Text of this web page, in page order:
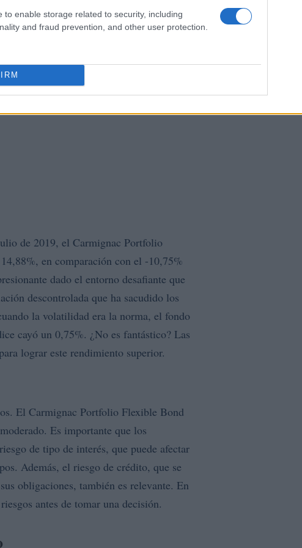
to enable storage related to security, including
and fraud prevention, and other user protection.
de 2019, el Carmignac Portfolio
en comparación con el -10,75%
dado el entorno desafiante que
descontrolada que ha sacudido los
la volatilidad era la norma, el fondo
cayó un 0,75%. ¿No es fantástico? Las
lograr este rendimiento superior.
El Carmignac Portfolio Flexible Bond
Es importante que los
de tipo de interés, que puede afectar
Además, el riesgo de crédito, que se
obligaciones, también es relevante. En
antes de tomar una decisión.